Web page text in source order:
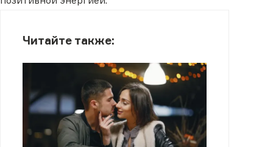
Читайте также: